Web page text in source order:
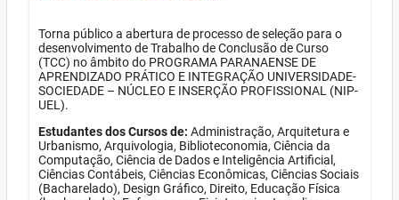
Torna público a abertura de processo de seleção para o
desenvolvimento de Trabalho de Conclusão de Curso
(TCC) no âmbito do PROGRAMA PARANAENSE DE
APRENDIZADO PRÁTICO E INTEGRAÇÃO UNIVERSIDADE-
SOCIEDADE – NÚCLEO E INSERÇÃO PROFISSIONAL (NIP-
UEL).
Estudantes dos Cursos de: Administração, Arquitetura e
Urbanismo, Arquivologia, Biblioteconomia, Ciência da
Computação, Ciência de Dados e Inteligência Artificial,
Ciências Contábeis, Ciências Econômicas, Ciências Sociais
(Bacharelado), Design Gráfico, Direito, Educação Física